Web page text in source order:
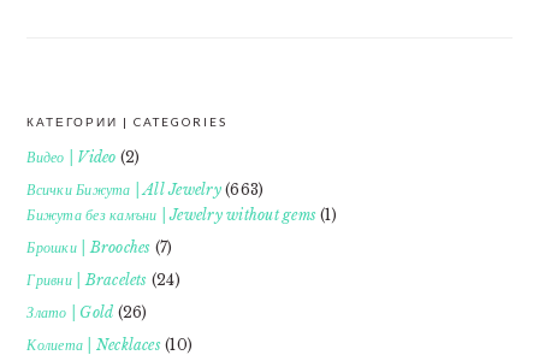
FOOTER
КАТЕГОРИИ | CATEGORIES
Видео | Video (2)
Всички Бижута | All Jewelry(663)
Бижута без камъни | Jewelry without gems (1)
Брошки | Brooches (7)
Гривни | Bracelets (24)
Злато | Gold (26)
Колиета | Necklaces(10)